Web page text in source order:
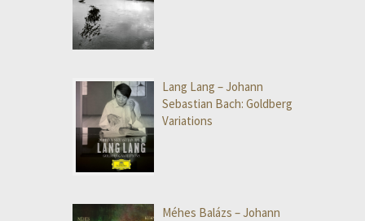
Lang Lang – Johann
Sebastian Bach: Goldberg
Variations
Méhes Balázs – Johann